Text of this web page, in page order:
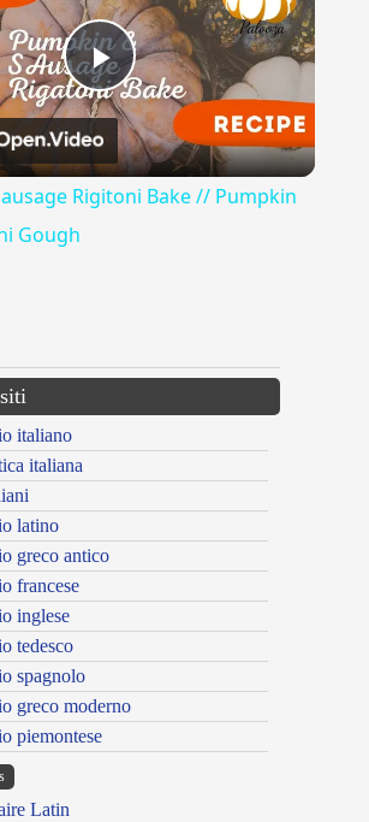
Play
Video
Rigitoni Bake // Pumpkin
Gough
italiano
italiana
latino
greco antico
francese
inglese
tedesco
spagnolo
greco moderno
piemontese
Latin